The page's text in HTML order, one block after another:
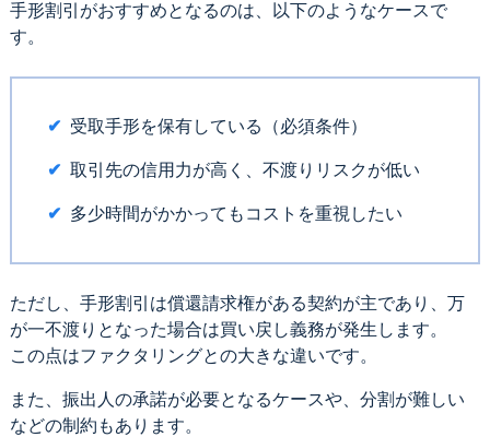
手形割引がおすすめとなるのは、以下のようなケースで
す。
受取手形を保有している（必須条件）
取引先の信用力が高く、不渡りリスクが低い
多少時間がかかってもコストを重視したい
ただし、手形割引は償還請求権がある契約が主であり、万
が一不渡りとなった場合は買い戻し義務が発生します。
この点はファクタリングとの大きな違いです。
また、振出人の承諾が必要となるケースや、分割が難しい
などの制約もあります。